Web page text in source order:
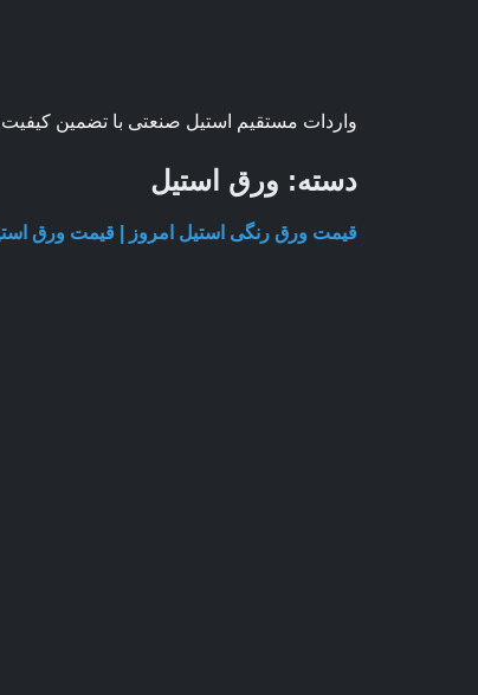
واردات مستقیم استیل صنعتی با تضمین کیفیت
دسته: ورق استیل
قیمت ورق رنگی استیل امروز | قیمت ورق استیل